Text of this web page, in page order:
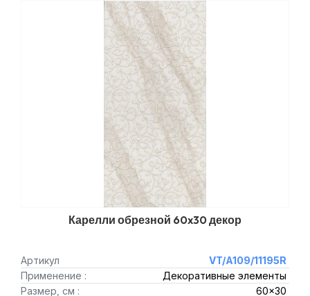
Карелли обрезной 60x30 декор
Артикул
VT/A109/11195R
Применение :
Декоративные элементы
Размер, см :
60x30